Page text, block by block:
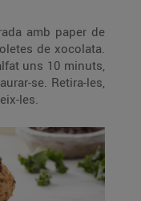
amb paper de
uns 10 minuts,
les.